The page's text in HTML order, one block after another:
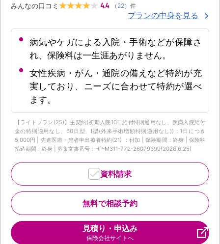
みんなの口コミ 4.4 （ 22） 件
プランの中身を見る
病気やケガによる入院・手術などが保障さ
れ、保険料は一生涯あがりません。
女性疾病・がん・通院の備えなど特約が充
実しており、ニーズに合わせて特約が選べ
ます。
【ライトプラン(25)】主契約(初期入院10日給付特則適用なし、疾病入院給付
金の特則適用なし、60日型、I型(外来手術増額特則適用なし))：1日につき
5,000円 | 先進医療・患者申出療養特約(21) ：付加 | 保険期間：終身 | 保険料
払込期間：終身 | 募集文書番号：HP-M311-772-26079399(2026.6.25)
無料で相談予約
資料請求
見積り・申込み
保険会社サイトへ